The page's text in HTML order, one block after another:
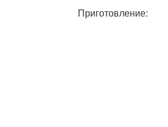
Приготовление: